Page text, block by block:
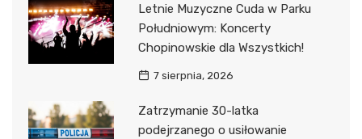
Letnie Muzyczne Cuda w Parku
Południowym: Koncerty
Chopinowskie dla Wszystkich!
7 sierpnia, 2026
Zatrzymanie 30-latka
podejrzanego o usiłowanie